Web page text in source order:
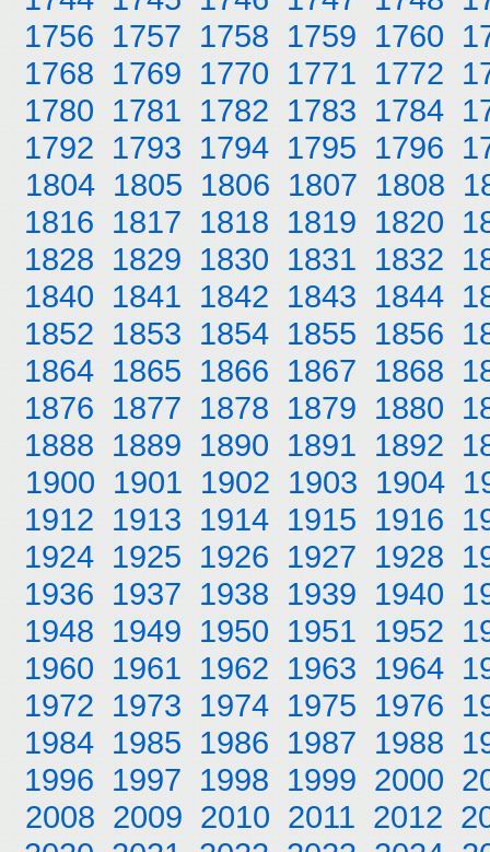
1756 1757 1758 1759 1760
1768 1769 1770 1771 1772
1780 1781 1782 1783 1784
1792 1793 1794 1795 1796
1804 1805 1806 1807 1808
1816 1817 1818 1819 1820
1828 1829 1830 1831 1832
1840 1841 1842 1843 1844
1852 1853 1854 1855 1856
1864 1865 1866 1867 1868
1876 1877 1878 1879 1880
1888 1889 1890 1891 1892
1900 1901 1902 1903 1904
1912 1913 1914 1915 1916
1924 1925 1926 1927 1928
1936 1937 1938 1939 1940
1948 1949 1950 1951 1952
1960 1961 1962 1963 1964
1972 1973 1974 1975 1976
1984 1985 1986 1987 1988
1996 1997 1998 1999 2000
2008 2009 2010 2011 2012